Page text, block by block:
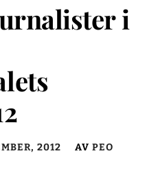
i
2012 AV PEO